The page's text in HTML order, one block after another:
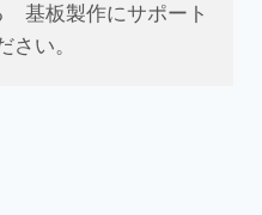
基板製作にサポート
さい。